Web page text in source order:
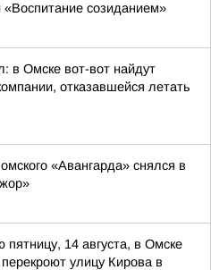
«Воспитание созиданием»
в Омске вот-вот найдут
отказавшейся летать
«Авангарда» снялся в
14 августа, в Омске
улицу Кирова в